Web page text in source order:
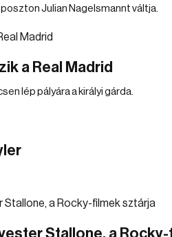
Julian Nagelsmannt váltja.
a Real Madrid
lép pályára a királyi gárda.
Stallone, a